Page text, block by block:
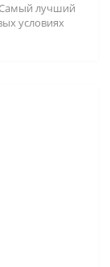
Самый лучший
условиях